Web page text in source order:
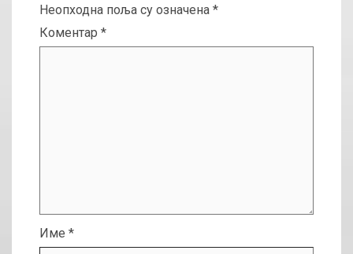
Неопходна поља су означена *
Коментар *
Име *